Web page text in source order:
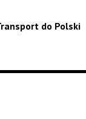
do Polski